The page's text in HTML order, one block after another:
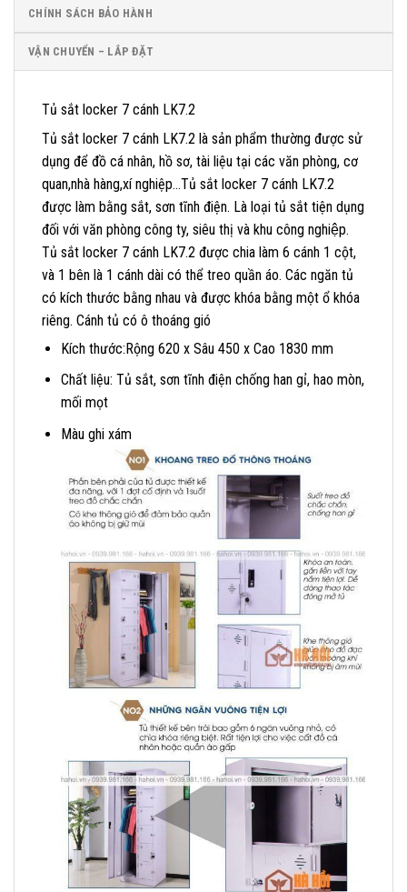
CHÍNH SÁCH BẢO HÀNH
VẬN CHUYỂN – LẮP ĐẶT
Tủ sắt locker 7 cánh LK7.2
Tủ sắt locker 7 cánh LK7.2 là sản phẩm thường được sử
dụng để đồ cá nhân, hồ sơ, tài liệu tại các văn phòng, cơ
quan,nhà hàng,xí nghiệp…Tủ sắt locker 7 cánh LK7.2
được làm bằng sắt, sơn tĩnh điện. Là loại tủ sắt tiện dụng
đối với văn phòng công ty, siêu thị và khu công nghiệp.
Tủ sắt locker 7 cánh LK7.2 được chia làm 6 cánh 1 cột,
và 1 bên là 1 cánh dài có thể treo quần áo. Các ngăn tủ
có kích thước bằng nhau và được khóa bằng một ổ khóa
riêng. Cánh tủ có ô thoáng gió
Kích thước:Rộng 620 x Sâu 450 x Cao 1830 mm
Chất liệu: Tủ sắt, sơn tĩnh điện chống han gỉ, hao mòn,
mối mọt
Màu ghi xám